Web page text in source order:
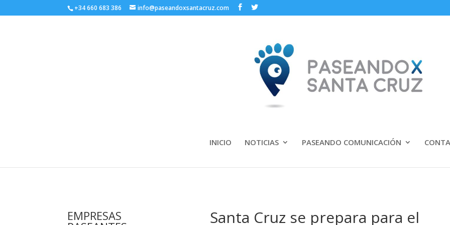
+34 660 683 386 info@paseandoxsantacruz.com
INICIO NOTICIAS PASEANDO COMUNICACIÓN
EMPRESAS Santa Cruz se prepara para el